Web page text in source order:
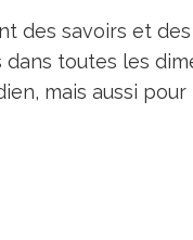
des savoirs et
toutes les
mais aussi